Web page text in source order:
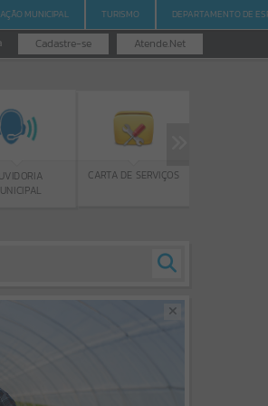
MUNICIPAL TURISMO DEPARTAMENTO DE
Atende.Net
Cadastre-se
CARTA DE SERVIÇOS
PROGRAMA BOLSA